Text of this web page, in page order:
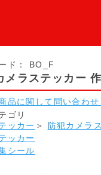
ド： BO_F
メラステッカー
品に関して問い合わ
ゴリ
ッカー ＞
防犯カメラ
ッカー
シール